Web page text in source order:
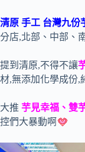
清原 手工 台灣九份
分店,北部、中部、
提到清原,不得不讓
材,無添加化學成份,
大推 芋見幸福、雙
控們大暴動啊